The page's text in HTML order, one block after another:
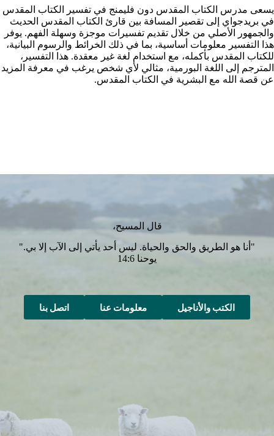
يسعى مدرس الكتاب المقدس دون فليمنج في تفسير الكتاب المقدس
في بريدجواي إلى تقصير المسافة بين قارئ الكتاب المقدس الحديث
والجمهور الأصلي من خلال تقديم تفسيرات موجزة وسهلة الفهم. يوفر
هذا التفسير معلومات أساسية، بما في ذلك الخرائط والرسوم البيانية،
للكتاب المقدس بأكمله، مع استخدام لغة غير معقدة. هذا التفسير،
المترجم إلى اللغة البورمية، مثالي لأي شخص يرغب في معرفة المزيد
عن قصة الله مع البشرية في الكتاب المقدس.
قال المسيح،
"أنا هو الطريق والحق والحياة. ليس أحد يأتي إلى الآب إلا بي."
يوحنا 14:6
الكتب والأناجيل معلومات عنا اتصل بنا